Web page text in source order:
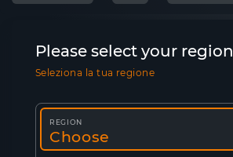
Please select your region
Seleziona la tua regione
REGION
Choose
Dati tecnici S